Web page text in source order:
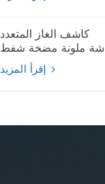
كاشف الغاز المتعدد
ملونة مضخة شفط
كاشف الغاز